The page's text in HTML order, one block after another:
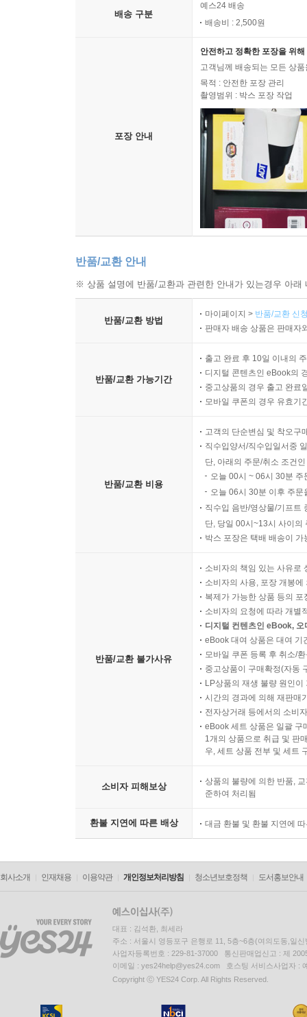
배송 구분
예스24 배송
배송비 : 2,500원
포장 안내
안전하고 정확한 포장을 위
고객님께 배송되는 모든 상
목적 : 안전한 포장 관리
촬영범위 : 박스 포장 작업
반품/교환 안내
※ 상품 설명에 반품/교환과 관련한 안내가 있는경우 아
반품/교환 방법
마이페이지 > 반품/교환 신
판매자 배송 상품은 판매자
반품/교환 가능기간
출고 완료 후 10일 이내의
디지털 콘텐츠인 eBook의
중고상품의 경우 출고 완료
모바일 쿠폰의 경우 유효기
반품/교환 비용
고객의 단순변심 및 착오구
직수입양서/직수입일서중
단, 아래의 주문/취소 조건
오늘 00시 ~ 06시 30분
오늘 06시 30분 이후 주
직수입 음반/영상물/기프트
단, 당일 00시~13시 사이의
박스 포장은 택배 배송이
반품/교환 불가사유
소비자의 책임 있는 사유로
소비자의 사용, 포장 개봉
복제가 가능한 상품 등의
소비자의 요청에 따라 개별
디지털 컨텐츠인 eBook,
eBook 대여 상품은 대여 기
모바일 쿠폰 등록 후 취소/
중고상품이 구매확정(자동
LP상품의 재생 불량 원인
시간의 경과에 의해 재판매
전자상거래 등에서의 소비
eBook 세트 상품은 일괄 구
1개의 상품으로 취급 및 판
우, 세트 상품 전부 및 세트
소비자 피해보상
상품의 불량에 의한 반품,
준하여 처리됨
환불 지연에 따른 배상 대금 환불 및 환불 지연에
회사소개 인재채용 이용약관 개인정보처리방침 청소년보호정책 도서홍보안내
대표 : 김석환, 최세라
주소 : 서울시 영등포구 은행로 11, 5층~6층(여의도동,일신
사업자등록번호 : 229-81-37000 통신판매업신고 : 제
이메일 : yes24help@yes24.com 호스팅 서비스사업자 :
Copyright ⓒ YES24 Corp. All Rights Reserved.